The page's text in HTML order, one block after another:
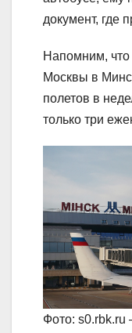
документ, где
Напомним, что
Москвы в
полетов в
только три
Фото: